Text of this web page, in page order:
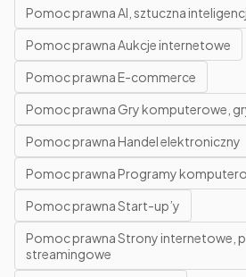
Pomoc prawna AI, sztuczna
Pomoc prawna Aukcje internetowe
Pomoc prawna E-commerce
Pomoc prawna Gry komputerowe,
Pomoc prawna Handel elektroniczny
Pomoc prawna Programy
Pomoc prawna Start-up’y
Pomoc prawna Strony internetowe,
streamingowe